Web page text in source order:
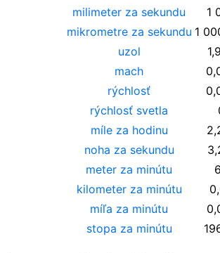
milimeter za sekundu
1
mikrometre za sekundu 1
uzol
mach
rýchlosť
rýchlosť svetla
míle za hodinu
noha za sekundu
meter za minútu
kilometer za minútu
míľa za minútu
stopa za minútu